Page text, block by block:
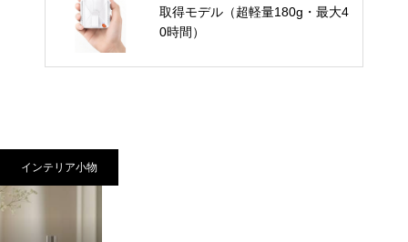
取得モデル（超軽量180g・最大4
0時間）
インテリア小物